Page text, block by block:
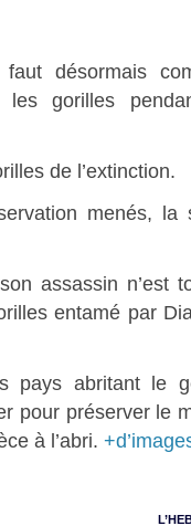
désormais
les gorilles
de l’extinction.
menés, la
assassin n’est
entamé par
pays abritant le
pour préserver le
à l’abri.